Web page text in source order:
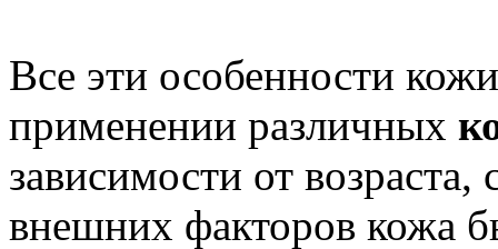
Все эти особенности
применении различных
зависимости от
внешних факторов кожа